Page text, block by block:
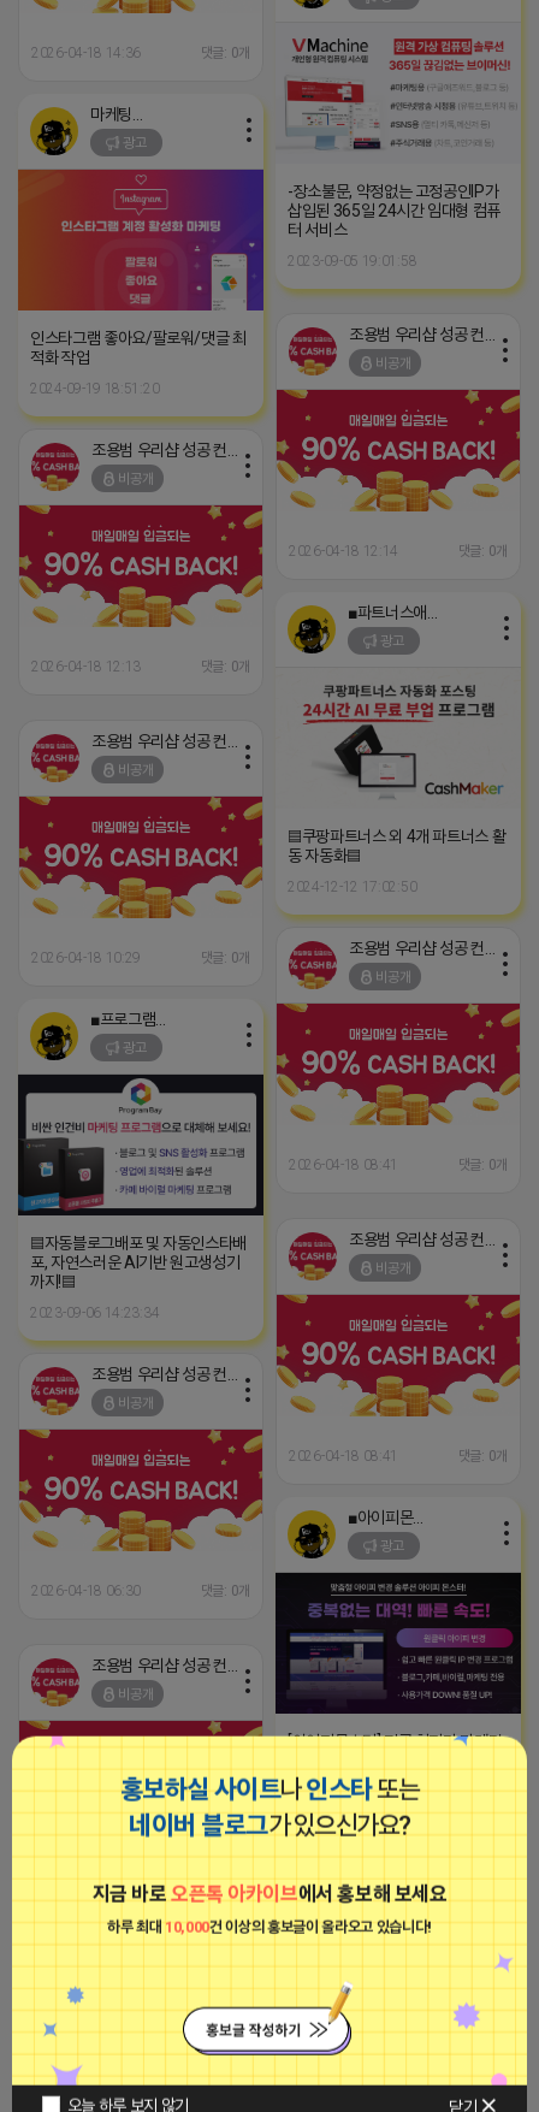
홍보하실 사이트나인스타또는
네이버 블로그가 있으신가요?
지금 바로오픈톡 아카이브에서 홍보해 보세요
하루 최대 10,000건 이상의 홍보글이 올라오고 있습니다!
오늘 하루 보지 않기 닫기
2026-04-18 14:36 댓글: 0개
-장소불문, 약정없는 고정공인IP가
삽입된 365일 24시간 임대형 컴퓨
터 서비스
2023-09-05 19:01:58
광고
인스타그램 좋아요/팔로워/댓글 최
적화 작업
2024-09-19 18:51:20
비공개
2026-04-18 12:14 댓글: 0개
비공개
2026-04-18 12:13 댓글: 0개
광고
▤쿠팡파트너스 외 4개 파트너스 활
동 자동화▤
2024-12-12 17:02:50
비공개
2026-04-18 10:29 댓글: 0개
비공개
2026-04-18 08:41 댓글: 0개
광고
▤자동블로그배포 및 자동인스타배
포, 자연스러운 AI기반 원고생성기
까지!▤
2023-09-06 14:23:34
비공개
2026-04-18 08:41 댓글: 0개
비공개
2026-04-18 06:30 댓글: 0개
■아이피몬스터■
광고
[아이피몬스터] 전국 최저가 마케팅
2023-09-06 14:23:39
비공개
2026-04-17 21:14 댓글: 0개 비공개
댓글: 0개
티비 보는 라이언